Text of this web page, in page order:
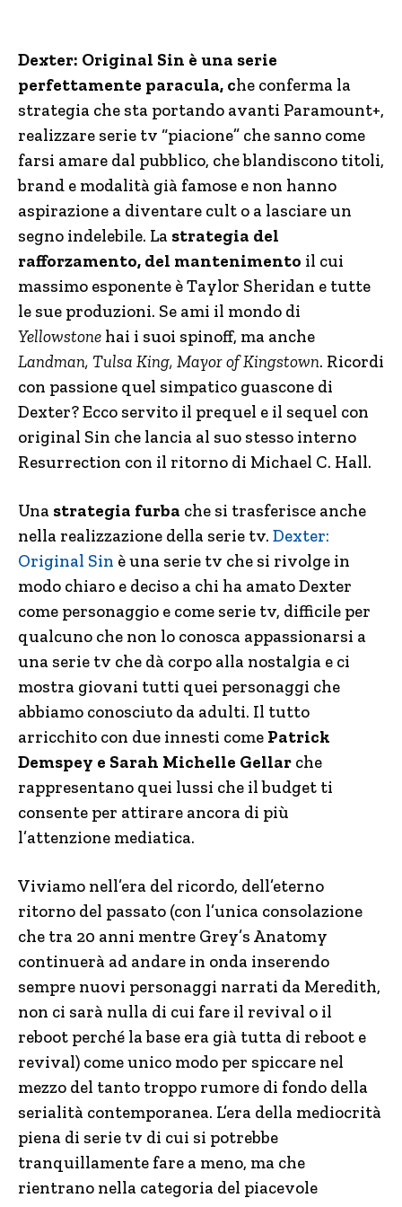
Dexter: Original Sin è una serie
perfettamente paracula, che conferma la
strategia che sta portando avanti Paramount+,
realizzare serie tv “piacione” che sanno come
farsi amare dal pubblico, che blandiscono titoli,
brand e modalità già famose e non hanno
aspirazione a diventare cult o a lasciare un
segno indelebile. La strategia del
rafforzamento, del mantenimento il cui
massimo esponente è Taylor Sheridan e tutte
le sue produzioni. Se ami il mondo di
Yellowstone hai i suoi spinoff, ma anche
Landman, Tulsa King, Mayor of Kingstown. Ricordi
con passione quel simpatico guascone di
Dexter? Ecco servito il prequel e il sequel con
original Sin che lancia al suo stesso interno
Resurrection con il ritorno di Michael C. Hall.
Una strategia furba che si trasferisce anche
nella realizzazione della serie tv. Dexter:
Original Sin è una serie tv che si rivolge in
modo chiaro e deciso a chi ha amato Dexter
come personaggio e come serie tv, difficile per
qualcuno che non lo conosca appassionarsi a
una serie tv che dà corpo alla nostalgia e ci
mostra giovani tutti quei personaggi che
abbiamo conosciuto da adulti. Il tutto
arricchito con due innesti come Patrick
Demspey e Sarah Michelle Gellar che
rappresentano quei lussi che il budget ti
consente per attirare ancora di più
l’attenzione mediatica.
Viviamo nell’era del ricordo, dell’eterno
ritorno del passato (con l’unica consolazione
che tra 20 anni mentre Grey’s Anatomy
continuerà ad andare in onda inserendo
sempre nuovi personaggi narrati da Meredith,
non ci sarà nulla di cui fare il revival o il
reboot perché la base era già tutta di reboot e
revival) come unico modo per spiccare nel
mezzo del tanto troppo rumore di fondo della
serialità contemporanea. L’era della mediocrità
piena di serie tv di cui si potrebbe
tranquillamente fare a meno, ma che
rientrano nella categoria del piacevole